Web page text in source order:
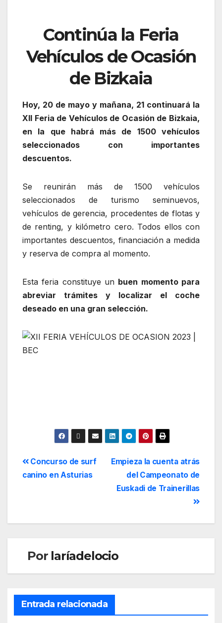
Continúa la Feria
Vehículos de Ocasión
de Bizkaia
Hoy, 20 de mayo y mañana, 21 continuará la
XII Feria de Vehículos de Ocasión de Bizkaia,
en la que habrá más de 1500 vehículos
seleccionados con importantes
descuentos.
Se reunirán más de 1500 vehículos
seleccionados de turismo seminuevos,
vehículos de gerencia, procedentes de flotas y
de renting, y kilómetro cero. Todos ellos con
importantes descuentos, financiación a medida
y reserva de compra al momento.
Esta feria constituye un buen momento para
abreviar trámites y localizar el coche
deseado en una gran selección.
Empieza la cuenta atrás
del Campeonato de
Euskadi de Trainerillas
Concurso de surf
canino en Asturias
Por laríadelocio
Entrada relacionada